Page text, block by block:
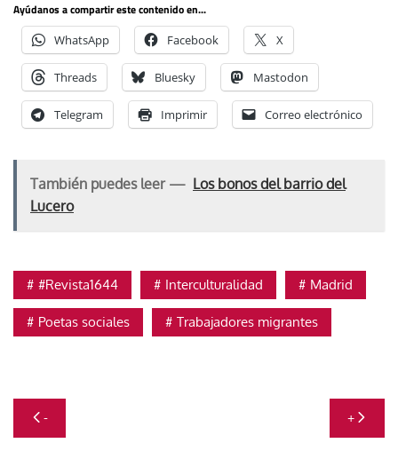
Ayúdanos a compartir este contenido en...
WhatsApp Facebook X
Threads Bluesky Mastodon
Telegram Imprimir Correo electrónico
También puedes leer — Los bonos del barrio del
Lucero
#Revista1644 Interculturalidad Madrid
Poetas sociales Trabajadores migrantes
Navegación
- +